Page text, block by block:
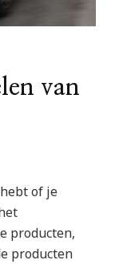
van
of je
producten,
producten